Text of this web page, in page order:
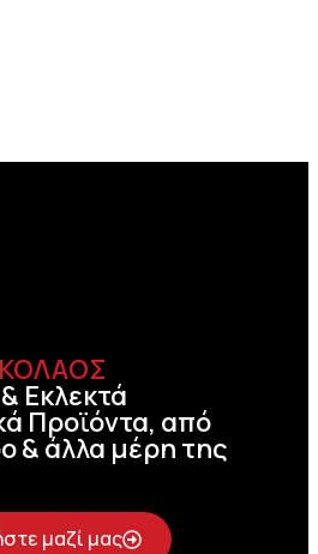
Εκλεκτά
Προϊόντα, από
& άλλα μέρη της
μαζί μας